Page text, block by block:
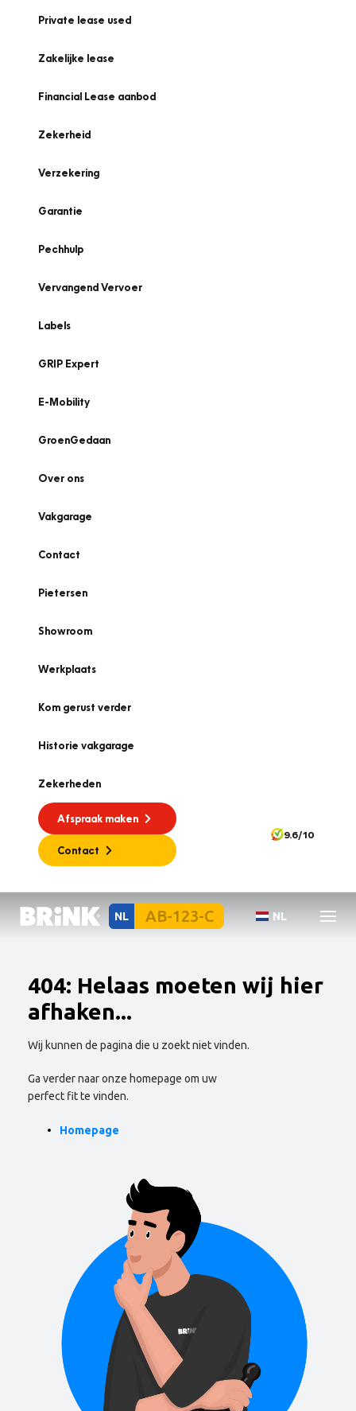
Private lease used
Zakelijke lease
Financial Lease aanbod
Zekerheid
Verzekering
Garantie
Pechhulp
Vervangend Vervoer
Labels
GRIP Expert
E-Mobility
GroenGedaan
Over ons
Vakgarage
Contact
Pietersen
Showroom
Werkplaats
Kom gerust verder
Historie vakgarage
Zekerheden
Afspraak maken
Contact
9.6/10